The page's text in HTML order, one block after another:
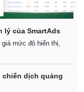
lý của SmartAds
mức độ hiển thị,
chiến dịch quảng